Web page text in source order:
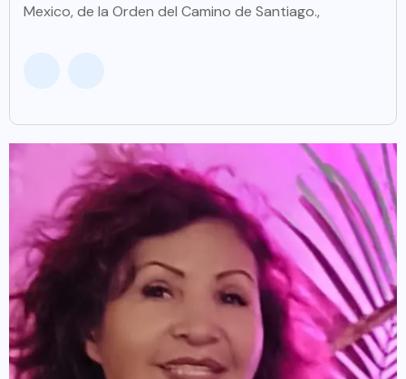
Mexico, de la Orden del Camino de Santiago.,